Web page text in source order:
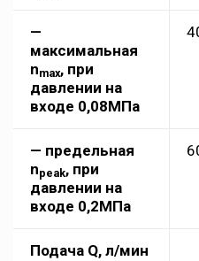
—
максимальная
nmax, при
давлении на
входе 0,08МПа
— предельная
npeak, при
давлении на
входе 0,2МПа
Подача Q, л/мин